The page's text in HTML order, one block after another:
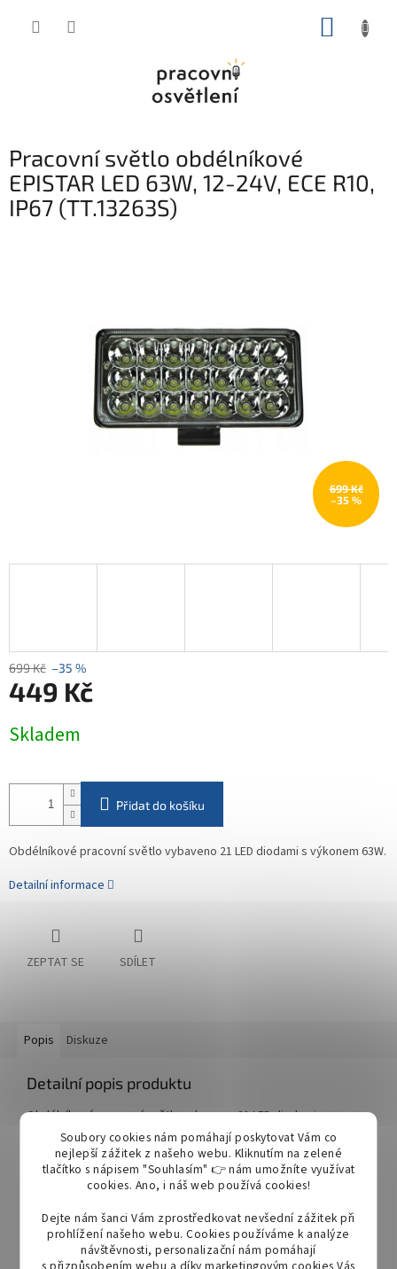
Soubory cookies nám pomáhají poskytovat Vám co
nejlepší zážitek z našeho webu. Kliknutím na zelené
tlačítko s nápisem "Souhlasím" 👉 nám umožníte využívat
cookies. Ano, i náš web používá cookies!
Dejte nám šanci Vám zprostředkovat nevšední zážitek při
prohlížení našeho webu. Cookies používáme k analýze
návštěvnosti, personalizační nám pomáhají
s přizpůsobením webu a díky marketingovým cookies Vás
Pracovní světlo obdélníkové
EPISTAR LED 63W, 12-24V, ECE R10,
IP67 (TT.13263S)
699 Kč
–35 %
699 Kč –35 %
449 Kč
cena:
Skladem
Přidat do košíku
Obdélníkové pracovní světlo vybaveno 21 LED diodami s výkonem 63W.
Detailní informace
ZEPTAT SE SDÍLET
Popis Diskuze
Detailní popis produktu
Obdélníkové pracovní světlo vybaveno 21 LED diodami s
výkonem 63W.
Vhodné pro:
- pracovní osvětlení v zemědělských strojích
- osvětlení offroad
- osvětlení před garáží
- přídavné osvětlení pro autobusy nebo nákladní automobily